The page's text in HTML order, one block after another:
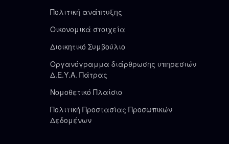
Πολιτική ανάπτυξης
Οικονομικά στοιχεία
Διοικητικό Συμβούλιο
Οργανόγραμμα διάρθρωσης υπηρεσιών
Δ.Ε.Υ.Α. Πάτρας
Νομοθετικό Πλαίσιο
Πολιτική Προστασίας Προσωπικών
Δεδομένων